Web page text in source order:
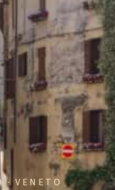
· VENETO